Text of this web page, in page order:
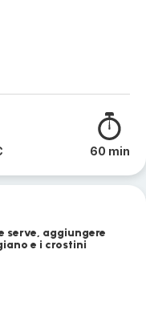
60 min
serve, aggiungere
e i crostini